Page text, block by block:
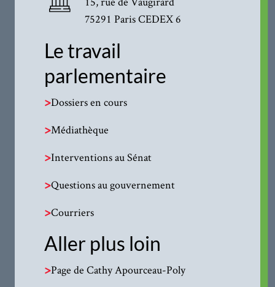
75291 Paris CEDEX 6
Le travail
parlementaire
>Dossiers en cours
>Médiathèque
>Interventions au Sénat
>Questions au gouvernement
>Courriers
Aller plus loin
>Page de Cathy Apourceau-Poly